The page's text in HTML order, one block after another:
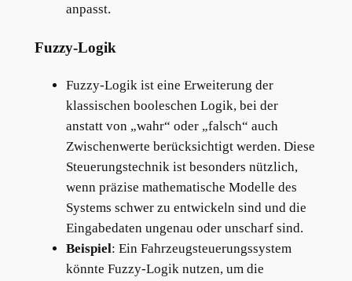
anpasst.
Fuzzy-Logik
Fuzzy-Logik ist eine Erweiterung der
klassischen booleschen Logik, bei der
anstatt von „wahr“ oder „falsch“ auch
Zwischenwerte berücksichtigt werden. Diese
Steuerungstechnik ist besonders nützlich,
wenn präzise mathematische Modelle des
Systems schwer zu entwickeln sind und die
Eingabedaten ungenau oder unscharf sind.
Beispiel: Ein Fahrzeugsteuerungssystem
könnte Fuzzy-Logik nutzen, um die